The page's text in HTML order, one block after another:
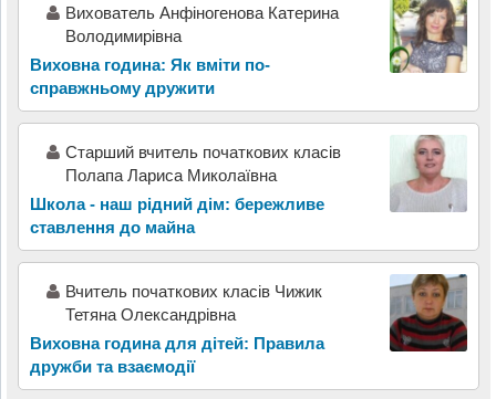
Вихователь Анфіногенова Катерина
Володимирівна
Виховна година: Як вміти по-
справжньому дружити
Старший вчитель початкових класів
Полапа Лариса Миколаївна
Школа - наш рідний дім: бережливе
ставлення до майна
Вчитель початкових класів Чижик
Тетяна Олександрівна
Виховна година для дітей: Правила
дружби та взаємодії